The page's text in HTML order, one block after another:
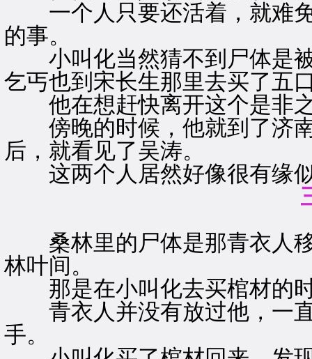
一个人只要还活着，就难免
的事。
小叫化当然猜不到尸体是被
乞丐也到宋长生那里去买了五
他在想赶快离开这个是非
傍晚的时候，他就到了济南
后，就看见了吴涛。
这两个人居然好像很有缘
桑林里的尸体是那青衣人移
林叶间。
那是在小叫化去买棺材的
青衣人并没有放过他，一直
手。